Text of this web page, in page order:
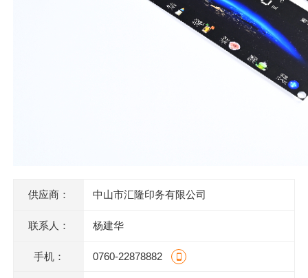
供应商： 中山市汇隆印务有限公司
联系人： 杨建华
手机： 0760-22878882